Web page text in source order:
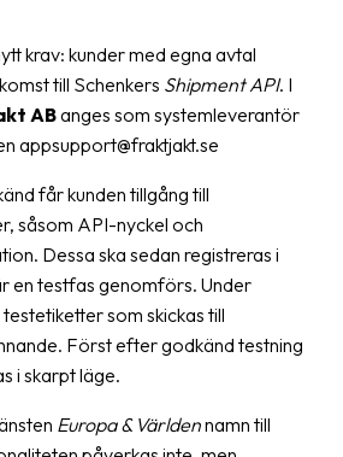
krav: kunder med egna avtal
till Schenkers Shipment API. I
ABanges som systemleverantör
appsupport@fraktjakt.se
får kunden tillgång till
såsom API-nyckel och
Dessa ska sedan registreras i
en testfas genomförs. Under
som skickas till
Först efter godkänd testning
i skarpt läge.
Europa & Världennamn till